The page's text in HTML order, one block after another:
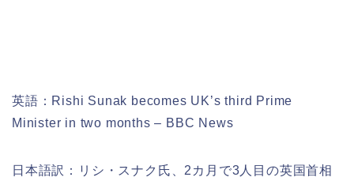
英語：Rishi Sunak becomes UK’s third Prime
Minister in two months – BBC News
日本語訳：リシ・スナク氏、2カ月で3人目の英国首相